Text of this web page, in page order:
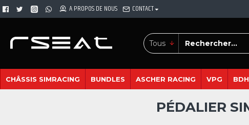
A PROPOS DE NOUS CONTACT
Tous
CHÂSSIS SIMRACING BUNDLES ASCHER RACING VPG BDH
PÉDALIER